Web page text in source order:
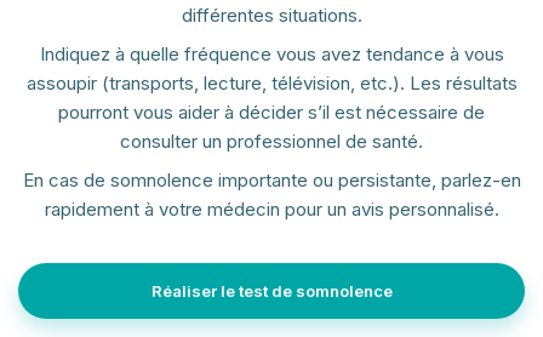
différentes situations.
Indiquez à quelle fréquence vous avez tendance à vous
assoupir (transports, lecture, télévision, etc.). Les résultats
pourront vous aider à décider s’il est nécessaire de
consulter un professionnel de santé.
En cas de somnolence importante ou persistante, parlez-en
rapidement à votre médecin pour un avis personnalisé.
Réaliser le test de somnolence